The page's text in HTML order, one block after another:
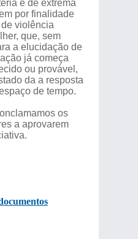
é de extrema
por finalidade
violência
que, sem
a elucidação de
já começa
ou provável,
da a resposta
de tempo.
os
a aprovarem